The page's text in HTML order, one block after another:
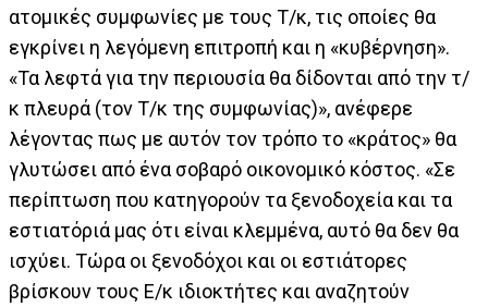
ατομικές συμφωνίες με τους Τ/κ, τις οποίες θα
εγκρίνει η λεγόμενη επιτροπή και η «κυβέρνηση».
«Τα λεφτά για την περιουσία θα δίδονται από την τ/
κ πλευρά (τον Τ/κ της συμφωνίας)», ανέφερε
λέγοντας πως με αυτόν τον τρόπο το «κράτος» θα
γλυτώσει από ένα σοβαρό οικονομικό κόστος. «Σε
περίπτωση που κατηγορούν τα ξενοδοχεία και τα
εστιατόριά μας ότι είναι κλεμμένα, αυτό θα δεν θα
ισχύει. Τώρα οι ξενοδόχοι και οι εστιάτορες
βρίσκουν τους Ε/κ ιδιοκτήτες και αναζητούν